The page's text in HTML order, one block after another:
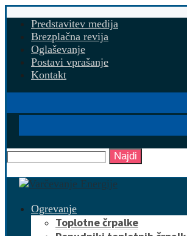
Predstavitev medija
Brezplačna revija
Oglaševanje
Postavi vprašanje
Kontakt
Najdi
Ogrevanje
Toplotne črpalke